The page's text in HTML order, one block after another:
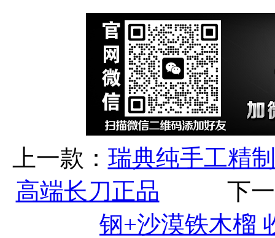
上一款： 瑞典纯手工精
高端长刀正品
下
钢+沙漠铁木榴